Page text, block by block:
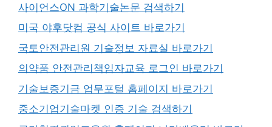
사이언스ON 과학기술논문 검색하기
미국 야후닷컴 공식 사이트 바로가기
국토안전관리원 기술정보 자료실 바로가기
의약품 안전관리책임자교육 로그인 바로가기
기술보증기금 업무포털 홈페이지 바로가기
중소기업기술마켓 인증 기술 검색하기